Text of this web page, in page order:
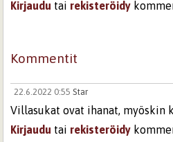
Kirjaudu tai rekisteröidy
Kommentit
22.6.2022 0:55 Star
Villasukat ovat ihanat, myöskin
Kirjaudu tai rekisteröidy